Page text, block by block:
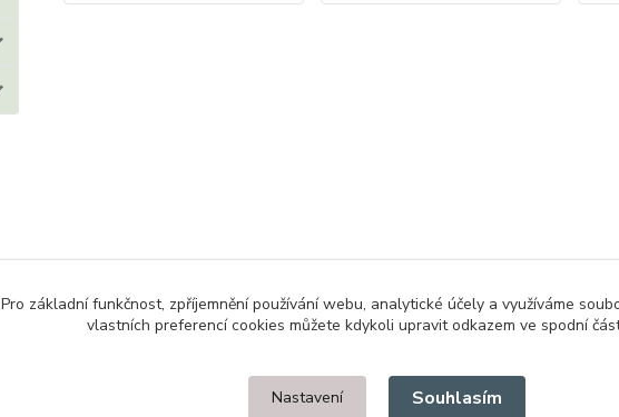
Upravit sběr cookies.
Pro základní funkčnost, zpříjemnění používání webu, analytické účely a využíváme
vlastních preferencí cookies můžete kdykoli upravit odkazem ve spodní
Nastavení Souhlasím